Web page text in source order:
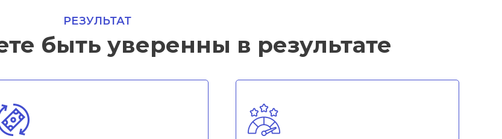
РЕЗУЛЬТАТ
быть уверенны в результате